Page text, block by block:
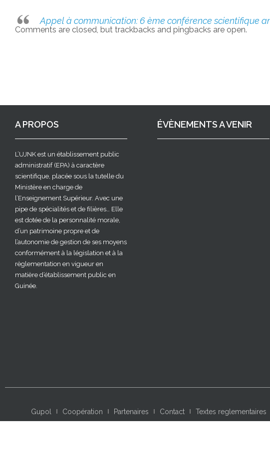
Appel à communication: 6 ème conférence scientifique
Comments are closed, but trackbacks and pingbacks are open.
A PROPOS
L’UJNK est un établissement public
administratif (EPA) à caractère
scientifique, placée sous la tutelle du
Ministère en charge de
l’Enseignement Supérieur. Avec une
pipe de spécialités et de filières… Elle
est dotée de la personnalité morale,
d’un patrimoine propre et de
l’autonomie de gestion de ses moyens
conformément à la législation et à la
règlementation en vigueur en
matière d’établissement public en
Guinée.
ÉVÈNEMENTS A VENIR
Gupol Coopération Partenaires Contact Textes reglementaires